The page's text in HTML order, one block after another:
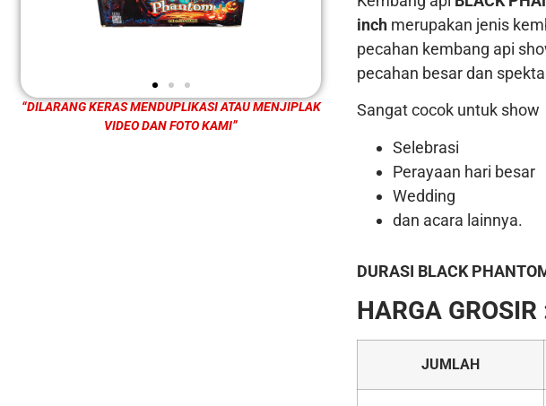
“DILARANG KERAS MENDUPLIKASI ATAU MENJIPLAK
VIDEO DAN FOTO KAMI”
inch merupakan jenis
pecahan kembang api
pecahan besar dan
Sangat cocok untuk show
Selebrasi
Perayaan hari besar
Wedding
dan acara lainnya.
DURASI BLACK
HARGA GROSIR
JUMLAH